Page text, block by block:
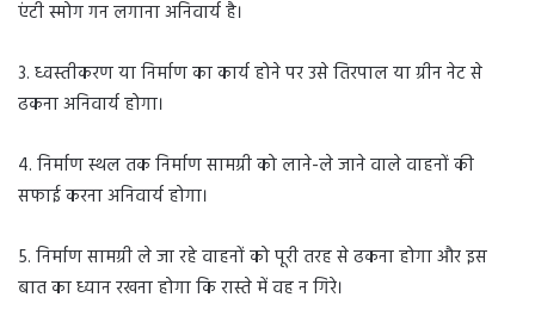
एंटी स्मोग गन लगाना अनिवार्य है।
3. ध्वस्तीकरण या निर्माण का कार्य होने पर उसे तिरपाल या ग्रीन नेट से
ढकना अनिवार्य होगा।
4. निर्माण स्थल तक निर्माण सामग्री को लाने-ले जाने वाले वाहनों की
सफाई करना अनिवार्य होगा।
5. निर्माण सामग्री ले जा रहे वाहनों को पूरी तरह से ढकना होगा और इस
बात का ध्यान रखना होगा कि रास्ते में वह न गिरे।